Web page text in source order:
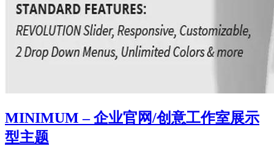
MINIMUM – 企业官网/创意工作室展示
型主题